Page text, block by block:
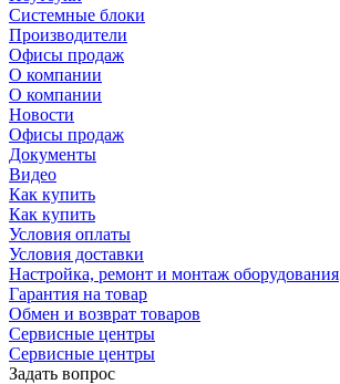
Системные блоки
Производители
Офисы продаж
О компании
О компании
Новости
Офисы продаж
Документы
Видео
Как купить
Как купить
Условия оплаты
Условия доставки
Настройка, ремонт и монтаж оборудования
Гарантия на товар
Обмен и возврат товаров
Сервисные центры
Сервисные центры
Задать вопрос